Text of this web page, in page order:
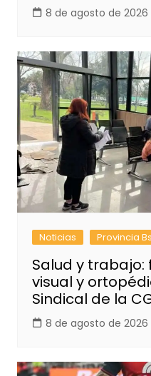
8 de agosto de 2026
Noticias Provincia
Salud y
visual y
Sindical de la
8 de agosto de 2026